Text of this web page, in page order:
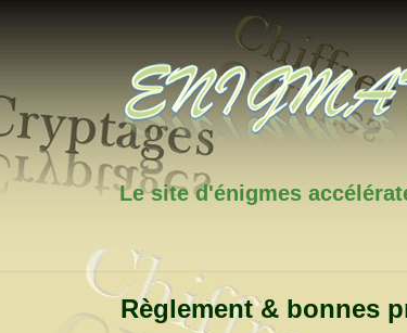
Le site d'énigmes
Règlement & bonnes